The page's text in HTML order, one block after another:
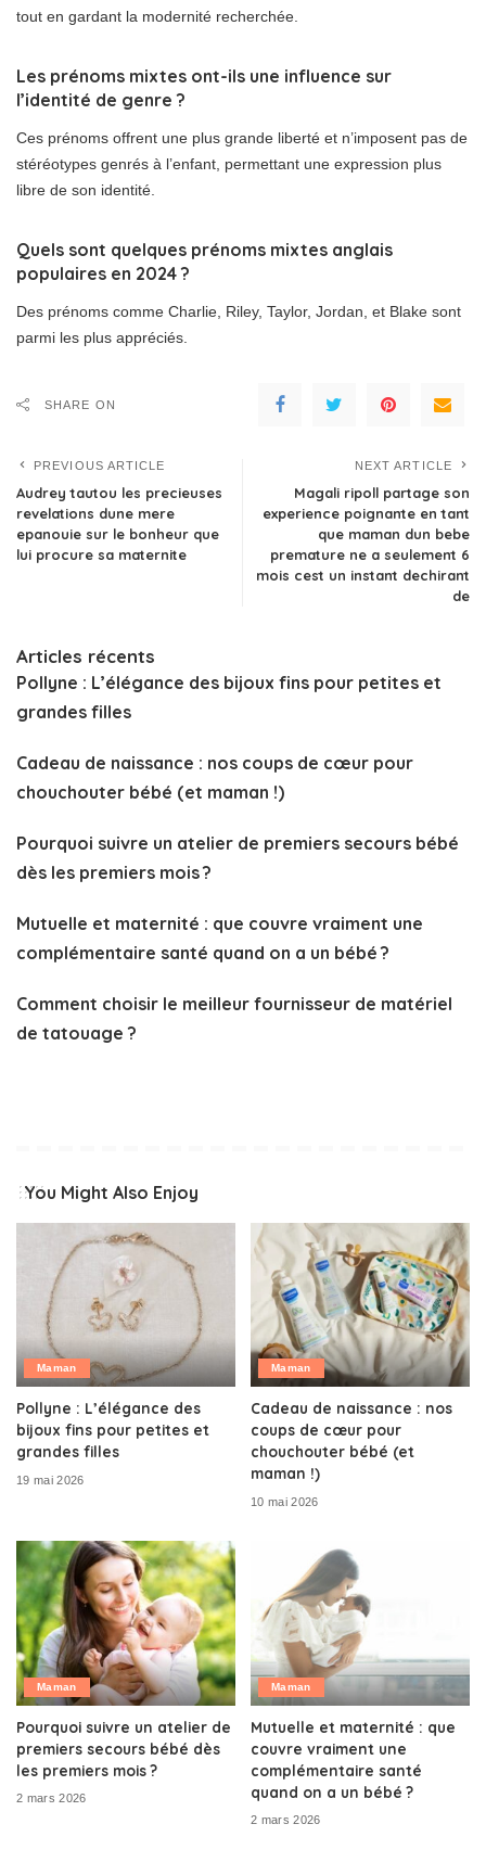
tout en gardant la modernité recherchée.
Les prénoms mixtes ont-ils une influence sur
l’identité de genre ?
Ces prénoms offrent une plus grande liberté et n’imposent pas de
stéréotypes genrés à l’enfant, permettant une expression plus
libre de son identité.
Quels sont quelques prénoms mixtes anglais
populaires en 2024 ?
Des prénoms comme Charlie, Riley, Taylor, Jordan, et Blake sont
parmi les plus appréciés.
SHARE ON
PREVIOUS ARTICLE
Audrey tautou les precieuses
revelations dune mere
epanouie sur le bonheur que
lui procure sa maternite
NEXT ARTICLE
Magali ripoll partage son
experience poignante en tant
que maman dun bebe
premature ne a seulement 6
mois cest un instant dechirant
de
Articles récents
Pollyne : L’élégance des bijoux fins pour petites et
grandes filles
Cadeau de naissance : nos coups de cœur pour
chouchouter bébé (et maman !)
Pourquoi suivre un atelier de premiers secours bébé
dès les premiers mois ?
Mutuelle et maternité : que couvre vraiment une
complémentaire santé quand on a un bébé ?
Comment choisir le meilleur fournisseur de matériel
de tatouage ?
You Might Also Enjoy
Maman
Pollyne : L’élégance des
bijoux fins pour petites et
grandes filles
19 mai 2026
Maman
Cadeau de naissance : nos
coups de cœur pour
chouchouter bébé (et
maman !)
10 mai 2026
Maman
Pourquoi suivre un atelier de
premiers secours bébé dès
les premiers mois ?
2 mars 2026
Maman
Mutuelle et maternité : que
couvre vraiment une
complémentaire santé
quand on a un bébé ?
2 mars 2026